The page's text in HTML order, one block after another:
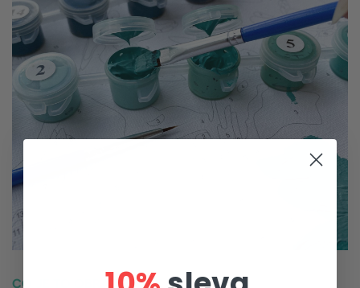
CO JE TO OBRAZ PODLE ČÍSLA?